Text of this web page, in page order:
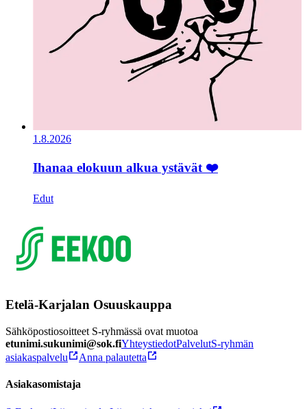
1.8.2026
Ihanaa elokuun alkua ystävät ❤️
Edut
Etelä-Karjalan Osuuskauppa
Sähköpostiosoitteet S-ryhmässä ovat muotoa
etunimi.sukunimi@sok.fiYhteystiedotPalvelutS-ryhmän
asiakaspalvelu
Anna palautetta
Asiakasomistaja